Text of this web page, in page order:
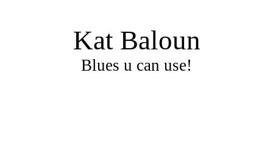
Kat Baloun
Blues u can use!